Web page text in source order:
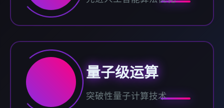
量子级运算
突破性量子计算技术